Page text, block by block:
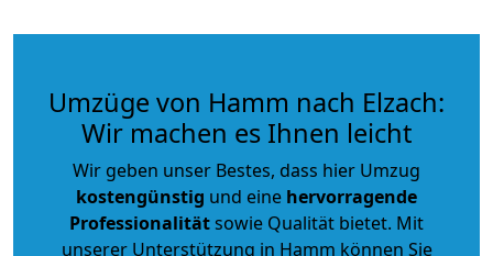
Umzüge von Hamm nach Elzach:
Wir machen es Ihnen leicht
Wir geben unser Bestes, dass hier Umzug
kostengünstig und eine hervorragende
Professionalitätsowie Qualität bietet. Mit
unserer Unterstützung in Hamm können Sie